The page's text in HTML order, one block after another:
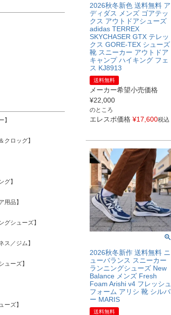
】
クロッグ】
グ】
用品】
グシューズ】
ス／ジム】
ューズ】
ーズ】
2026秋冬新色 送料無料 ア
ディダス メンズ ゴアテッ
クス アウトドアシューズ
adidas TERREX
SKYCHASER GTX テレッ
クス GORE-TEX シューズ
靴 スニーカー アウトドア
キャンプ ハイキング フェ
ス KJ8913
送料無料
メーカー希望小売価格
¥22,000
のところ
エレスポ価格 ¥17,600税込
2026秋冬新作 送料無料 ニ
ューバランス スニーカー
ランニングシューズ New
Balance メンズ Fresh
Foam Arishi v4 フレッシュ
フォーム アリシ 靴 シルバ
ー MARIS
送料無料